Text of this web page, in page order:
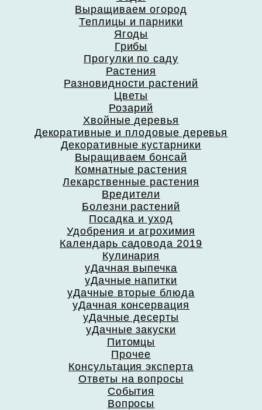
Выращиваем огород
Теплицы и парники
Ягоды
Грибы
Прогулки по саду
Растения
Разновидности растений
Цветы
Розарий
Хвойные деревья
Декоративные и плодовые деревья
Декоративные кустарники
Выращиваем бонсай
Комнатные растения
Лекарственные растения
Вредители
Болезни растений
Посадка и уход
Удобрения и агрохимия
Календарь садовода 2019
Кулинария
уДачная выпечка
уДачные напитки
уДачные вторые блюда
уДачная консервация
уДачные десерты
уДачные закуски
Питомцы
Прочее
Консультация эксперта
Ответы на вопросы
События
Вопросы